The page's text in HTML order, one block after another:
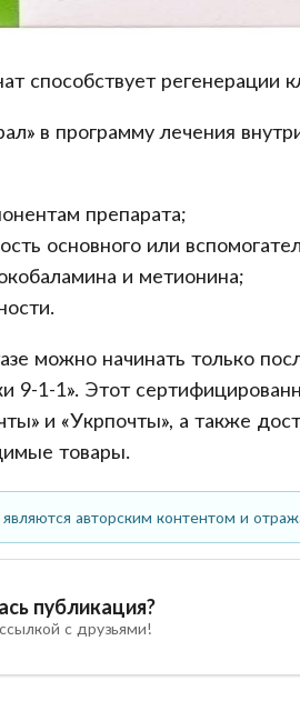
способствует регенерации
в программу лечения
препарата;
основного или
и метионина;
можно начинать только
9-1-1». Этот
и «Укрпочты», а также
товары.
авторским контентом и
публикация?
с друзьями!